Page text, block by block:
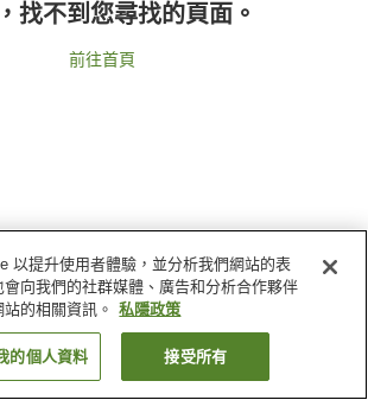
找不到您尋找的頁面。
前往首頁
以提升使用者體驗，並分析我們網站的表
向我們的社群媒體、廣告和分析合作夥伴
的相關資訊。
私隱政策
的個人資料 接受所有